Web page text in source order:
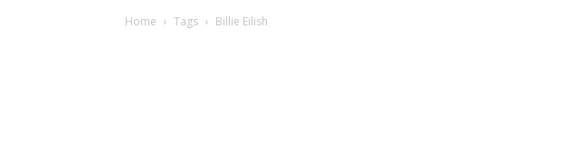
Home Tags Billie Eilish